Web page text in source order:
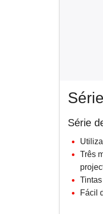
Série
Três
Fácil